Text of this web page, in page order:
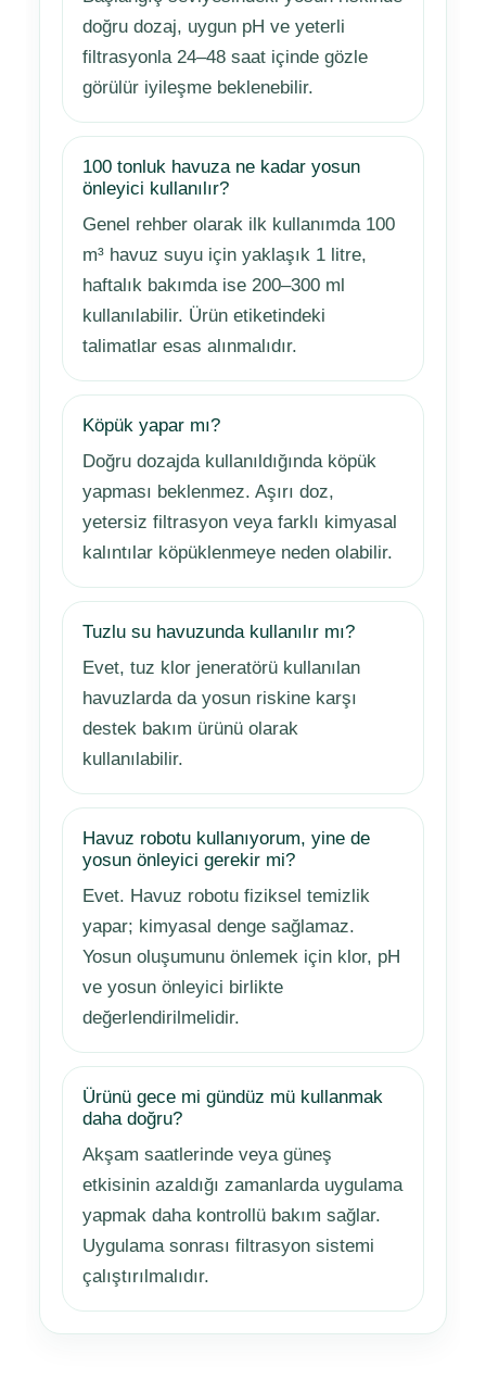
doğru dozaj, uygun pH ve yeterli
filtrasyonla 24–48 saat içinde gözle
görülür iyileşme beklenebilir.
100 tonluk havuza ne kadar yosun
önleyici kullanılır?
Genel rehber olarak ilk kullanımda 100
m³ havuz suyu için yaklaşık 1 litre,
haftalık bakımda ise 200–300 ml
kullanılabilir. Ürün etiketindeki
talimatlar esas alınmalıdır.
Köpük yapar mı?
Doğru dozajda kullanıldığında köpük
yapması beklenmez. Aşırı doz,
yetersiz filtrasyon veya farklı kimyasal
kalıntılar köpüklenmeye neden olabilir.
Tuzlu su havuzunda kullanılır mı?
Evet, tuz klor jeneratörü kullanılan
havuzlarda da yosun riskine karşı
destek bakım ürünü olarak
kullanılabilir.
Havuz robotu kullanıyorum, yine de
yosun önleyici gerekir mi?
Evet. Havuz robotu fiziksel temizlik
yapar; kimyasal denge sağlamaz.
Yosun oluşumunu önlemek için klor, pH
ve yosun önleyici birlikte
değerlendirilmelidir.
Ürünü gece mi gündüz mü kullanmak
daha doğru?
Akşam saatlerinde veya güneş
etkisinin azaldığı zamanlarda uygulama
yapmak daha kontrollü bakım sağlar.
Uygulama sonrası filtrasyon sistemi
çalıştırılmalıdır.